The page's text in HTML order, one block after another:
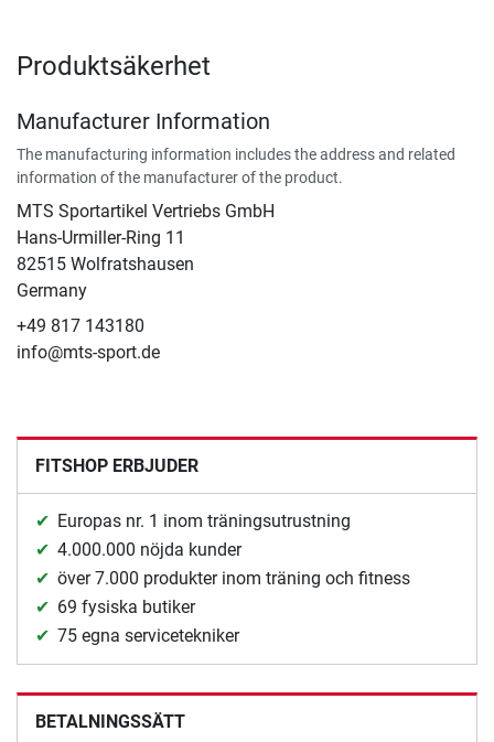
Produktsäkerhet
Manufacturer Information
The manufacturing information includes the address and related
information of the manufacturer of the product.
MTS Sportartikel Vertriebs GmbH
Hans-Urmiller-Ring 11
82515 Wolfratshausen
Germany
+49 817 143180
info@mts-sport.de
FITSHOP ERBJUDER
Europas nr. 1 inom träningsutrustning
4.000.000 nöjda kunder
över 7.000 produkter inom träning och fitness
69 fysiska butiker
75 egna servicetekniker
BETALNINGSSÄTT